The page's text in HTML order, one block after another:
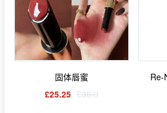
固体唇蜜
£25.25 £36.0
Re-